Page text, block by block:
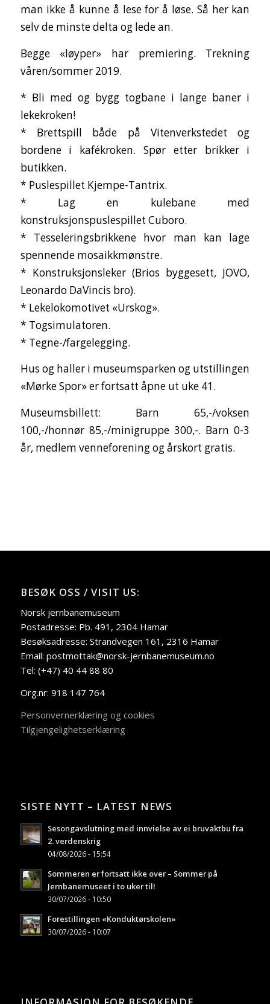
man ikke å kunne å lese for å løse. Så her kan
selv de minste delta og lede an.
Begge «løyper» har premiering. Trekning
våren/sommer 2019.
* Bli med og bygg togbane i lange baner i
lekekroken!
* Brettspill både på Vitenverkstedet og
bordene i kafékroken. Spør etter brikker i
butikken.
* Puslespillet Kjempe-Tantrix.
* Lag en kulebane med
konstruksjonspuslespillet Cuboro.
* Tesseleringsbrikkene hvor man kan lage
spennende mosaikkmønstre.
* Konstruksjonsleker (Brios byggesett, JOVO,
Leonardo DaVincis bro).
* Lekelokomotivet «Urskog».
* Togsimulatoren.
* Tegne-/fargelegging.
Hus og haller i museumsparken og utstillingen
«Mørke Spor» er fortsatt åpne ut uke 41.
Museumsbillett: Barn 65,-/voksen
100,-/honnør 85,-/minigruppe 300,-. Barn 0-3
år, medlem venneforening og årskort gratis.
BESØK OSS / VISIT US:
Norsk jernbanemuseum
Postadresse: Pb. 491, 2304 Hamar
Besøksadresse: Strandvegen 161, 2316 Hamar
Email: postmottak@norsk-jernbanemuseum.no
Tel: (+47) 40 44 88 80
Org.nr: 918 147 764
Personvernerklæring og cookies
Tilgjengelighetserklæring
SISTE NYTT – LATEST NEWS
Sesongavslutning med innvielse av ei bruvaktbu fra
2. verdenskrig
04/08/2026 - 15:54
Sommeren er fortsatt ikke over – Sommer på
Jernbanemuseet i to uker til!
30/07/2026 - 10:50
Forestillingen «Konduktørskolen»
30/07/2026 - 10:07